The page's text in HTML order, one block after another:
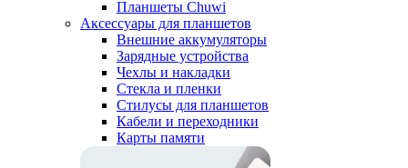
Планшеты Chuwi
Аксессуары для планшетов
Внешние аккумуляторы
Зарядные устройства
Чехлы и накладки
Стекла и пленки
Стилусы для планшетов
Кабели и переходники
Карты памяти